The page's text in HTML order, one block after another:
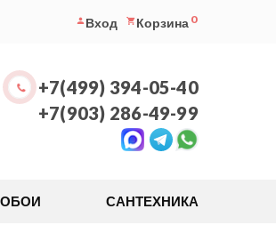
Вход Корзина 0
+7(499) 394-05-40
+7(903) 286-49-99
ОБОИ САНТЕХНИКА